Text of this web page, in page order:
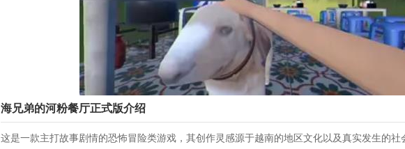
海兄弟的河粉餐厅正式版介绍
这是一款主打故事剧情的恐怖冒险类游戏，其创作灵感源于越南的地区文化以及真实发生的社